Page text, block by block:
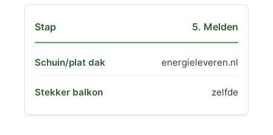
5. Melden
energieleveren.nl
zelfde